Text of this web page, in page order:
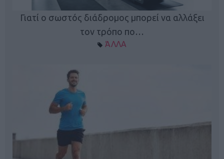
Γιατί ο σωστός διάδρομος μπορεί να αλλάξει
τον τρόπο πο…
ΆΛΛΑ